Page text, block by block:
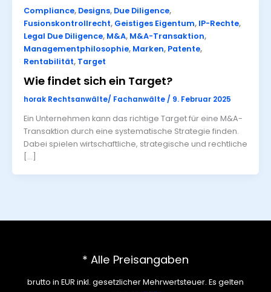
Compliance, Designs, Due Diligence,
Fusionskontrollrecht, Geistiges Eigentum, IP-Rechte,
Legal Due Diligence, M&A, M&A-Transaktion,
Managementphilosophie, Marken, Patente,
Rentabilität, Target
Wie findet sich ein Target?
horak Rechtsanwälte/ Fachanwälte / 9. Februar 2025
Ein Unternehmen kann das richtige Target für eine M&A-
Transaktion durch eine systematische Strategie finden.
Dabei spielen wirtschaftliche, strategische und rechtliche
[…]
* Alle Preisangaben
brutto in EUR inkl. gesetzlicher Mehrwertsteuer. Es gelten